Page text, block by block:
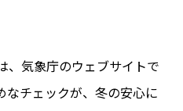
、気象庁のウェブサイトで
なチェックが、冬の安心に